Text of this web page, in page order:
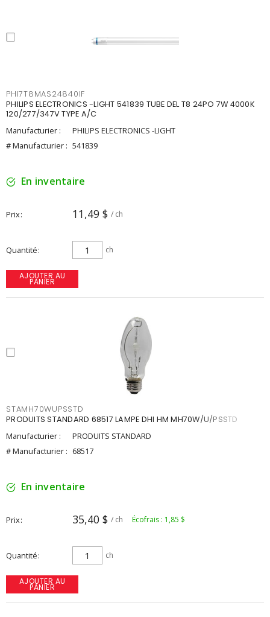
PHI7T8MAS24840IF
PHILIPS ELECTRONICS -LIGHT 541839 TUBE DEL T8 24PO 7W 4000K
120/277/347V TYPE A/C
Manufacturier :
PHILIPS ELECTRONICS -LIGHT
# Manufacturier : 541839
En inventaire
Prix 11,49 $ / ch
Quantité ch
AJOUTER AU
PANIER
STAMH70WUPSSTD
PRODUITS STANDARD 68517 LAMPE DHI HM MH70W/U/PSSTD
Manufacturier :
PRODUITS STANDARD
# Manufacturier : 68517
En inventaire
Prix 35,40 $ / ch Écofrais : 1,85 $
Quantité ch
AJOUTER AU
PANIER